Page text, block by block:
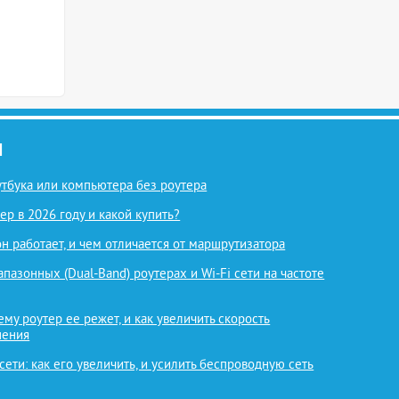
или компьютера без роутера
в 2026 году и какой купить?
работает, и чем отличается от маршрутизатора
(Dual-Band) роутерах и Wi-Fi сети на частоте
роутер ее режет, и как увеличить скорость
как его увеличить, и усилить беспроводную сеть